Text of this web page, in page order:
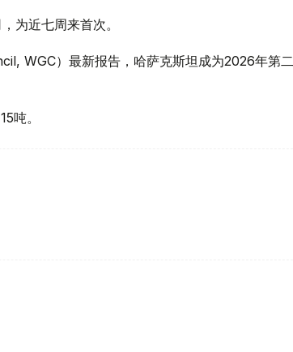
为近七周来首次。
WGC）最新报告，哈萨克斯坦成为2026年第二
吨。